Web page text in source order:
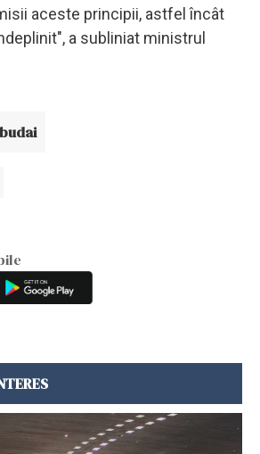
aceste principii, astfel încât
a subliniat ministrul